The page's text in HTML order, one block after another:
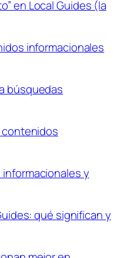
en Local Guides (la
informacionales
búsquedas
contenidos
y
qué significan y